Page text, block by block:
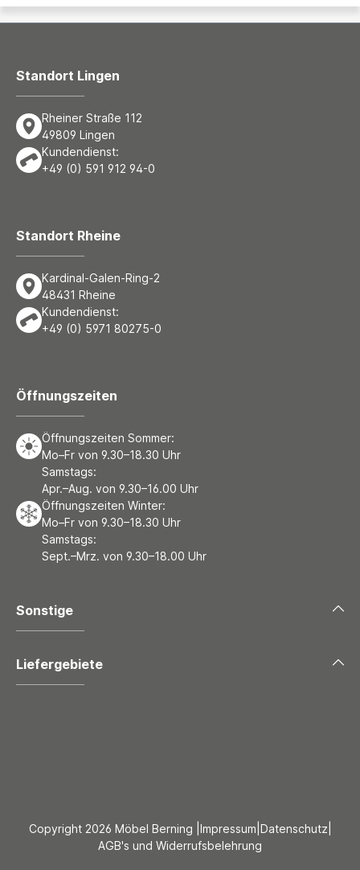
Standort Lingen
Rheiner Straße 112
49809 Lingen
Kundendienst:
+49 (0) 591 912 94-0
Standort Rheine
Kardinal-Galen-Ring-2
48431 Rheine
Kundendienst:
+49 (0) 5971 80275-0
Öffnungszeiten
Öffnungszeiten Sommer:
Mo–Fr von 9.30–18.30 Uhr
Samstags:
Apr.–Aug. von 9.30–16.00 Uhr
Öffnungszeiten Winter:
Mo–Fr von 9.30–18.30 Uhr
Samstags:
Sept.–Mrz. von 9.30–18.00 Uhr
Sonstige
Liefergebiete
Copyright 2026 Möbel Berning | Impressum Datenschutz
AGB's und Widerrufsbelehrung